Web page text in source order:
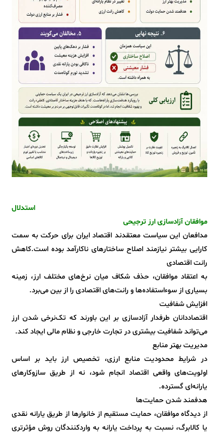
استدلال
موافقان آزادسازی ارز ترجیحی
مدافعان این سیاست معتقدند اقتصاد ایران برای حرکت به سمت
کارایی بیشتر نیازمند اصلاح ساختارهای ناکارآمد بوده است.کاهش
رانت اقتصادی
به اعتقاد موافقان، حذف شکاف میان نرخ‌های مختلف ارز، زمینه
بسیاری از سوءاستفاده‌ها و رانت‌های اقتصادی را از بین می‌برد.
افزایش شفافیت
اقتصاددانان طرفدار آزادسازی بر این باورند که تک‌نرخی شدن ارز
می‌تواند شفافیت بیشتری در تجارت خارجی و نظام مالی ایجاد کند.
مدیریت بهتر منابع
در شرایط محدودیت منابع ارزی، تخصیص ارز باید بر اساس
اولویت‌های واقعی اقتصاد انجام شود، نه از طریق سازوکارهای
یارانه‌ای گسترده.
هدفمند شدن حمایت‌ها
از دیدگاه موافقان، حمایت مستقیم از خانوارها از طریق یارانه نقدی
یا کالابرگ، نسبت به پرداخت یارانه به واردکنندگان روش مؤثرتری